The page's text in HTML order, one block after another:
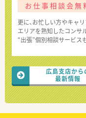
お仕事相談会無
更に、お忙しい方やキャ
エリアを熟知したコンサ
“出張”個別相談サービス
広島支店から
最新情報